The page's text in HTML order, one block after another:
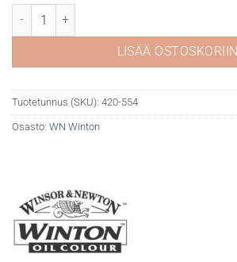
WN Winton öljyväri 554 Raw umber määrä
LISÄÄ OSTOSKORIIN
Tuotetunnus (SKU): 420-554
Osasto: WN Winton